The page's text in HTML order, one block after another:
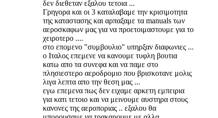
δεν διεθεταν εξαλου τετοια ...
Γρηγορα και οι 3 καταλαβαμε την κρισιμοτητα
της καταστασης και αρπαξαμε τα manuals των
αεροσκαφων μας για να προετοιμαστουμε για το
χειροτερο ....
στο επομενο "συμβουλιο" υπηρξαν διαφωνιες ...
ο Ιταλος επεμενε να κανουμε τυφλη βουτια
κατω απο τα συνεφα και να παμε στο
πλησιεστερο αεροδρομιο που βρισκοτανε μολις
λιγα λεπτα απο την θεση μας ...
εγω επεμενα πως δεν ειχαμε αρκετη εμπειρια
για κατι τετοιο και να μεινουμε αυστηρα στους
κανονες της αεροποριας .. εξαλου θα